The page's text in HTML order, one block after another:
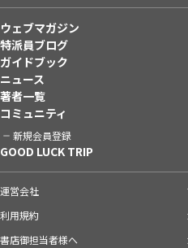
ウェブマガジン
特派員ブログ
ガイドブック
ニュース
著者一覧
コミュニティ
新規会員登録
GOOD LUCK TRIP
運営会社
利用規約
書店御担当者様へ